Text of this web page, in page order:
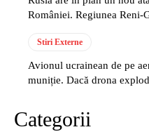
României. Regiunea Reni-
Stiri Externe
Avionul ucrainean de pe
muniție. Dacă drona
Categorii